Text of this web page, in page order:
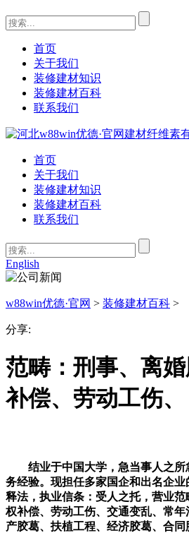
首页
关于我们
装修建材知识
装修建材百科
联系我们
首页
关于我们
装修建材知识
装修建材百科
联系我们
English
w88win优德·官网 > 装修建材百科 >
分享:
范畴：刑事、离
补偿、劳动工伤、
结业于中国大学，急当事人之所
务经验。现担任多家国企和出名企
释法，执业信条：受人之托，营业
权补偿、劳动工伤、交通变乱、常
产胶葛、扶植工程、经济胶葛、合